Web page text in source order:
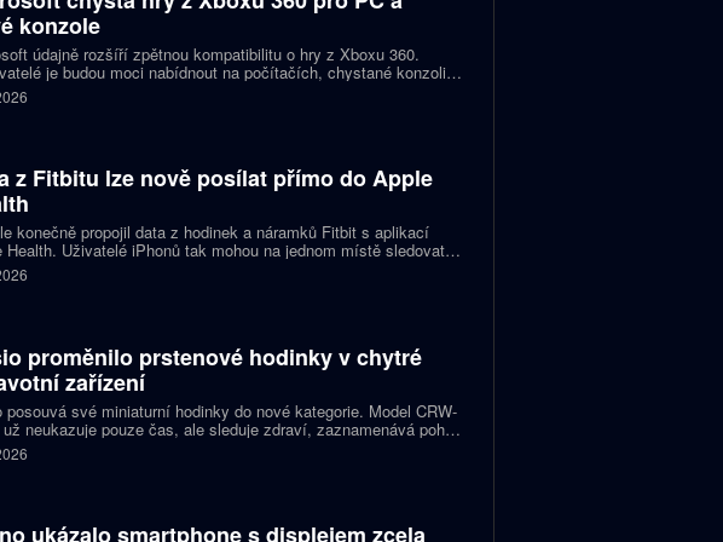
konzole
údajně rozšíří zpětnou kompatibilitu o hry z Xboxu 360.
je budou moci nabídnout na počítačích, chystané konzoli
Helix i přenosných zařízeních. První tituly by mohly dorazit
let 2027 a 2028.
z Fitbitu lze nově posílat přímo do Apple
konečně propojil data z hodinek a náramků Fitbit s aplikací
Health. Uživatelé iPhonů tak mohou na jednom místě sledovat
cvičení, spánek i zdravotní údaje. Novinka odstraňuje omezení,
bylo dosud nutné využívat pomocné aplikace nebo jiné
proměnilo prstenové hodinky v chytré
zařízení
posouvá své miniaturní hodinky do nové kategorie. Model CRW-
už neukazuje pouze čas, ale sleduje zdraví, zaznamenává pohyb
na dění v telefonu. Celokovový prsten tak spojuje digitální
šperk a chytré zařízení, které může uživatel nosit po celý den.
ukázalo smartphone s displejem zcela